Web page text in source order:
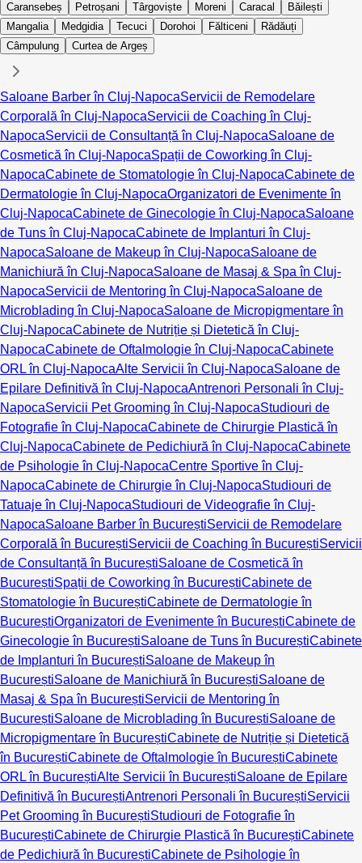
Caransebeș
Petroșani Târgoviște Moreni Caracal
Băilești
Mangalia
Medgidia Tecuci Dorohoi Fălticeni
Rădăuți
Câmpulung
Curtea de Argeș
Saloane Barber în Cluj-NapocaServicii de Remodelare
Corporală în Cluj-NapocaServicii de Coaching în Cluj-
NapocaServicii de Consultanță în Cluj-NapocaSaloane de
Cosmetică în Cluj-NapocaSpații de Coworking în Cluj-
NapocaCabinete de Stomatologie în Cluj-NapocaCabinete de
Dermatologie în Cluj-NapocaOrganizatori de Evenimente în
Cluj-NapocaCabinete de Ginecologie în Cluj-NapocaSaloane
de Tuns în Cluj-NapocaCabinete de Implanturi în Cluj-
NapocaSaloane de Makeup în Cluj-NapocaSaloane de
Manichiură în Cluj-NapocaSaloane de Masaj & Spa în Cluj-
NapocaServicii de Mentoring în Cluj-NapocaSaloane de
Microblading în Cluj-NapocaSaloane de Micropigmentare în
Cluj-NapocaCabinete de Nutriție și Dietetică în Cluj-
NapocaCabinete de Oftalmologie în Cluj-NapocaCabinete
ORL în Cluj-NapocaAlte Servicii în Cluj-NapocaSaloane de
Epilare Definitivă în Cluj-NapocaAntrenori Personali în Cluj-
NapocaServicii Pet Grooming în Cluj-NapocaStudiouri de
Fotografie în Cluj-NapocaCabinete de Chirurgie Plastică în
Cluj-NapocaCabinete de Pedichiură în Cluj-NapocaCabinete
de Psihologie în Cluj-NapocaCentre Sportive în Cluj-
NapocaCabinete de Chirurgie în Cluj-NapocaStudiouri de
Tatuaje în Cluj-NapocaStudiouri de Videografie în Cluj-
NapocaSaloane Barber în BucureștiServicii de Remodelare
Corporală în BucureștiServicii de Coaching în BucureștiServicii
de Consultanță în BucureștiSaloane de Cosmetică în
BucureștiSpații de Coworking în BucureștiCabinete de
Stomatologie în BucureștiCabinete de Dermatologie în
BucureștiOrganizatori de Evenimente în BucureștiCabinete de
Ginecologie în BucureștiSaloane de Tuns în BucureștiCabinete
de Implanturi în BucureștiSaloane de Makeup în
BucureștiSaloane de Manichiură în BucureștiSaloane de
Masaj & Spa în BucureștiServicii de Mentoring în
BucureștiSaloane de Microblading în BucureștiSaloane de
Micropigmentare în BucureștiCabinete de Nutriție și Dietetică
în BucureștiCabinete de Oftalmologie în BucureștiCabinete
ORL în BucureștiAlte Servicii în BucureștiSaloane de Epilare
Definitivă în BucureștiAntrenori Personali în BucureștiServicii
Pet Grooming în BucureștiStudiouri de Fotografie în
BucureștiCabinete de Chirurgie Plastică în BucureștiCabinete
de Pedichiură în BucureștiCabinete de Psihologie în